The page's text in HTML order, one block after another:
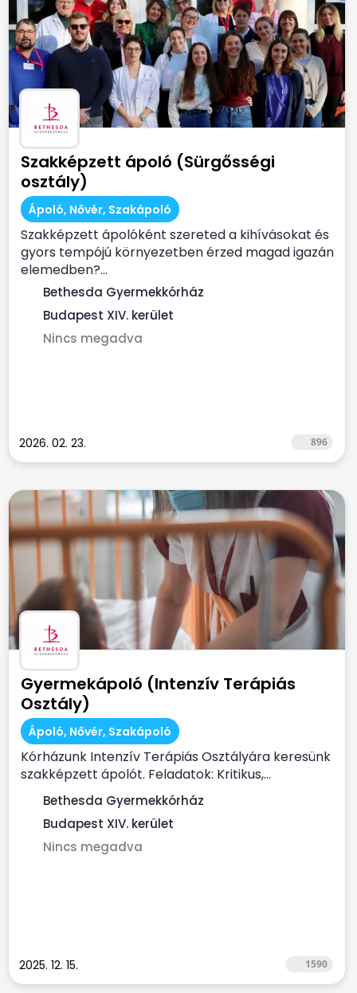
Szakképzett ápoló (Sürgősségi
osztály)
Ápoló, Nővér, Szakápoló
Szakképzett ápolóként szereted a kihívásokat és
gyors tempójú környezetben érzed magad igazán
elemedben?...
Bethesda Gyermekkórház
Budapest XIV. kerület
Nincs megadva
2026. 02. 23. 896
Gyermekápoló (Intenzív Terápiás
Osztály)
Ápoló, Nővér, Szakápoló
Kórházunk Intenzív Terápiás Osztályára keresünk
szakképzett ápolót. Feladatok: Kritikus,...
Bethesda Gyermekkórház
Budapest XIV. kerület
Nincs megadva
2025. 12. 15. 1590